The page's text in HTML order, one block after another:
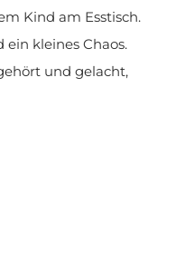
Kind am Esstisch.
ein kleines Chaos.
und gelacht,